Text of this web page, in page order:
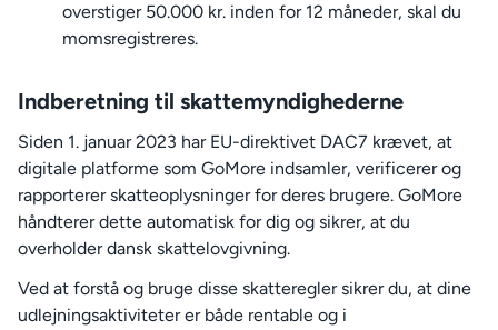
overstiger 50.000 kr. inden for 12 måneder, skal du
momsregistreres.
Indberetning til skattemyndighederne
Siden 1. januar 2023 har EU-direktivet DAC7 krævet, at
digitale platforme som GoMore indsamler, verificerer og
rapporterer skatteoplysninger for deres brugere. GoMore
håndterer dette automatisk for dig og sikrer, at du
overholder dansk skattelovgivning.
Ved at forstå og bruge disse skatteregler sikrer du, at dine
udlejningsaktiviteter er både rentable og i